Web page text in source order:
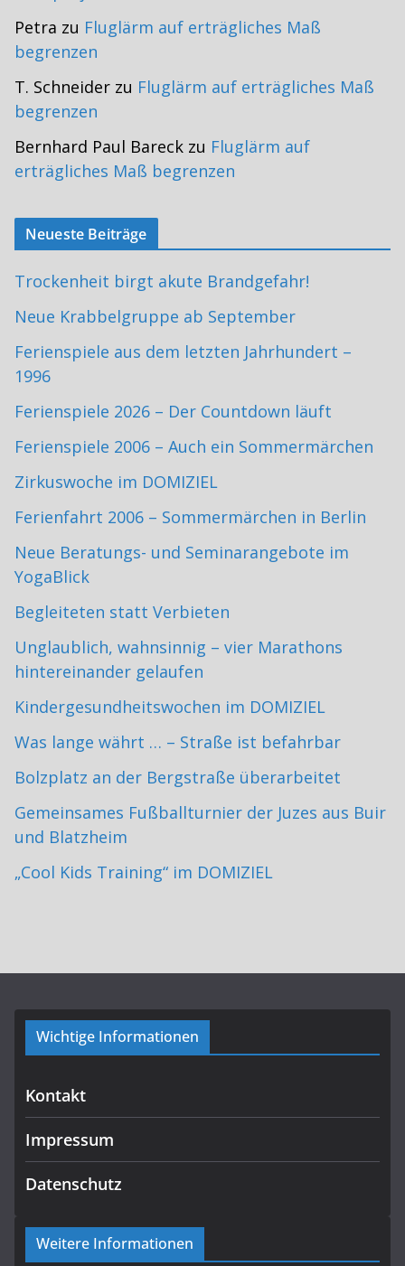
Petra zu Fluglärm auf erträgliches Maß
begrenzen
T. Schneider zu Fluglärm auf erträgliches Maß
begrenzen
Bernhard Paul Bareck zu Fluglärm auf
erträgliches Maß begrenzen
Neueste Beiträge
Trockenheit birgt akute Brandgefahr!
Neue Krabbelgruppe ab September
Ferienspiele aus dem letzten Jahrhundert –
1996
Ferienspiele 2026 – Der Countdown läuft
Ferienspiele 2006 – Auch ein Sommermärchen
Zirkuswoche im DOMIZIEL
Ferienfahrt 2006 – Sommermärchen in Berlin
Neue Beratungs- und Seminarangebote im
YogaBlick
Begleiteten statt Verbieten
Unglaublich, wahnsinnig – vier Marathons
hintereinander gelaufen
Kindergesundheitswochen im DOMIZIEL
Was lange währt … – Straße ist befahrbar
Bolzplatz an der Bergstraße überarbeitet
Gemeinsames Fußballturnier der Juzes aus Buir
und Blatzheim
„Cool Kids Training“ im DOMIZIEL
Wichtige Informationen
Kontakt
Impressum
Datenschutz
Weitere Informationen